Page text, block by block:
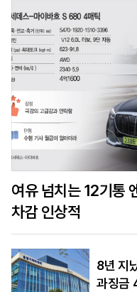
여유 넘치는 12기통
차감 인상적
8년 지
과징금